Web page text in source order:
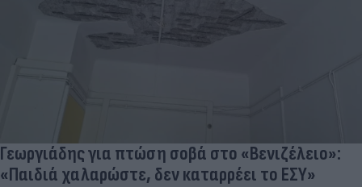
Γεωργιάδης για πτώση σοβά στο «Βενιζέλειο»:
«Παιδιά χαλαρώστε, δεν καταρρέει το ΕΣΥ»